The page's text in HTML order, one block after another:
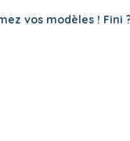
vos modèles ! Fini